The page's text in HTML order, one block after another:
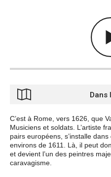
Dans
C’est à Rome, vers 1626, que
Musiciens et soldats. L’artiste
pairs européens, s’installe
environs de 1611. Là, il peut
et devient l’un des peintres
caravagisme.